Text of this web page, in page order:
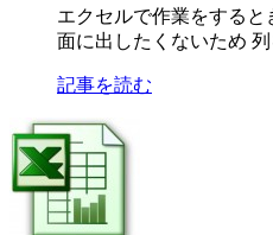
エクセルで作業をする
面に出したくないため
記事を読む